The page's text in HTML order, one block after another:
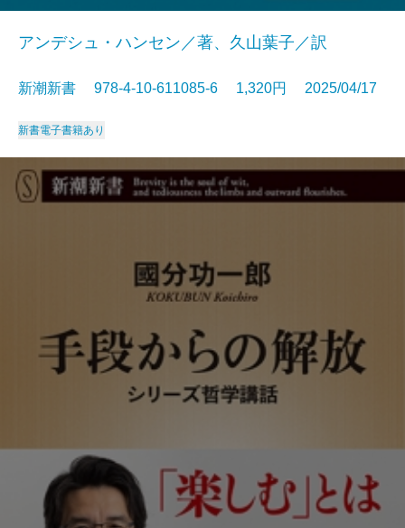
アンデシュ・ハンセン／著、久山葉子／訳
新潮新書 978-4-10-611085-6 1,320円 2025/04/17
新書電子書籍あり